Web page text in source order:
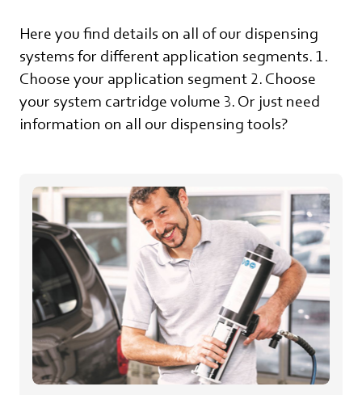
Here you find details on all of our dispensing
systems for different application segments. 1.
Choose your application segment 2. Choose
your system cartridge volume 3. Or just need
information on all our dispensing tools?